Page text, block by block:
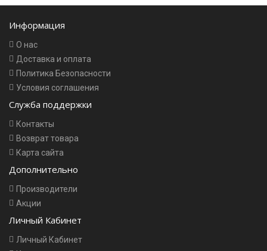
Информация
О нас
Доставка и оплата
Политика Безопасности
Условия соглашения
Служба поддержки
Контакты
Возврат товара
Карта сайта
Дополнительно
Производители
Акции
Личный Кабинет
Личный Кабинет